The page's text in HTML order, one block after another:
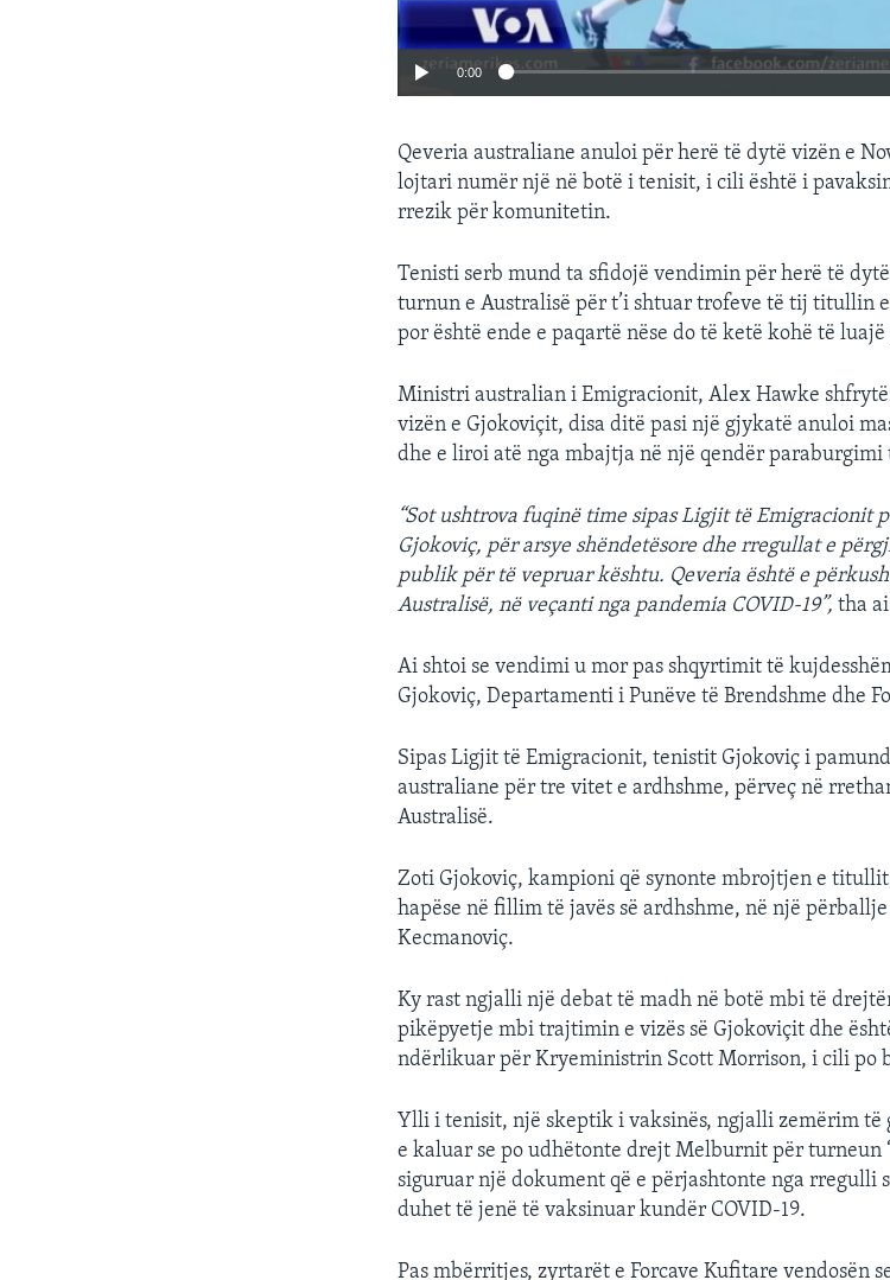
0:00
Qeveria australiane anuloi për herë të dytë vizën e
lojtari numër një në botë i tenisit, i cili është i
rrezik për komunitetin.
Tenisti serb mund ta sfidojë vendimin për herë të
turnun e Australisë për t’i shtuar trofeve të tij titullin
por është ende e paqartë nëse do të ketë kohë të
Ministri australian i Emigracionit, Alex Hawke
vizën e Gjokoviçit, disa ditë pasi një gjykatë anuloi
dhe e liroi atë nga mbajtja në një qendër
“Sot ushtrova fuqinë time sipas Ligjit të Emigracionit
Gjokoviç, për arsye shëndetësore dhe rregullat e
publik për të vepruar kështu. Qeveria është e
Australisë, në veçanti nga pandemia COVID-19”, tha
Ai shtoi se vendimi u mor pas shqyrtimit të
Gjokoviç, Departamenti i Punëve të Brendshme dhe
Sipas Ligjit të Emigracionit, tenistit Gjokoviç i
australiane për tre vitet e ardhshme, përveç në
Australisë.
Zoti Gjokoviç, kampioni që synonte mbrojtjen e
hapëse në fillim të javës së ardhshme, në një
Kecmanoviç.
Ky rast ngjalli një debat të madh në botë mbi të
pikëpyetje mbi trajtimin e vizës së Gjokoviçit dhe
ndërlikuar për Kryeministrin Scott Morrison, i cili po
Ylli i tenisit, një skeptik i vaksinës, ngjalli zemërim
e kaluar se po udhëtonte drejt Melburnit për turneun
siguruar një dokument që e përjashtonte nga rregulli
duhet të jenë të vaksinuar kundër COVID-19.
Pas mbërritjes, zyrtarët e Forcave Kufitare vendosën